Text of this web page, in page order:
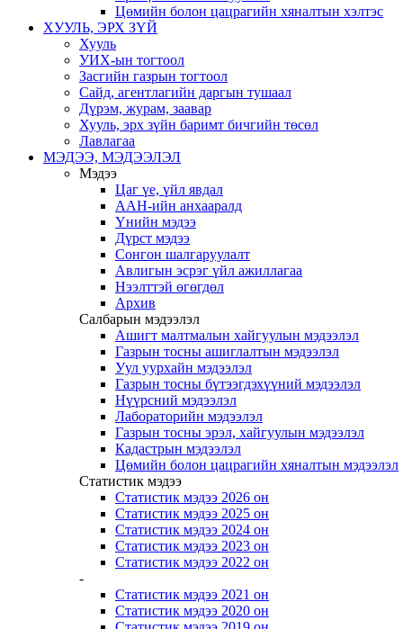
Цөмийн болон цацрагийн хяналтын хэлтэс
ХУУЛЬ, ЭРХ ЗҮЙ
Хууль
УИХ-ын тогтоол
Засгийн газрын тогтоол
Сайд, агентлагийн даргын тушаал
Дүрэм, журам, заавар
Хууль, эрх зүйн баримт бичгийн төсөл
Лавлагаа
МЭДЭЭ, МЭДЭЭЛЭЛ
Мэдээ
Цаг үе, үйл явдал
ААН-ийн анхааралд
Үнийн мэдээ
Дүрст мэдээ
Сонгон шалгаруулалт
Авлигын эсрэг үйл ажиллагаа
Нээлттэй өгөгдөл
Архив
Салбарын мэдээлэл
Ашигт малтмалын хайгуулын мэдээлэл
Газрын тосны ашиглалтын мэдээлэл
Уул уурхайн мэдээлэл
Газрын тосны бүтээгдэхүүний мэдээлэл
Нүүрсний мэдээлэл
Лабораторийн мэдээлэл
Газрын тосны эрэл, хайгуулын мэдээлэл
Кадастрын мэдээлэл
Цөмийн болон цацрагийн хяналтын мэдээлэл
Статистик мэдээ
Статистик мэдээ 2026 он
Статистик мэдээ 2025 он
Статистик мэдээ 2024 он
Статистик мэдээ 2023 он
Статистик мэдээ 2022 он
-
Статистик мэдээ 2021 он
Статистик мэдээ 2020 он